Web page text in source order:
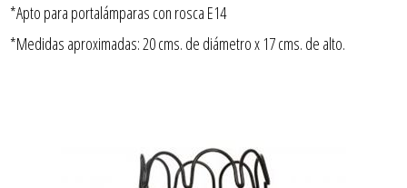
*Apto para portalámparas con rosca E14
*Medidas aproximadas: 20 cms. de diámetro x 17 cms. de alto.